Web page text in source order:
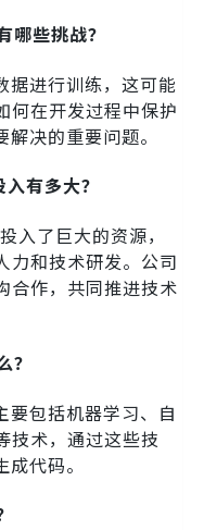
哪些挑战？
据进行训练，这可能
何在开发过程中保护
决的重要问题。
有多大？
入了巨大的资源，
力和技术研发。公司
合作，共同推进技术
？
要包括机器学习、自
技术，通过这些技
代码。